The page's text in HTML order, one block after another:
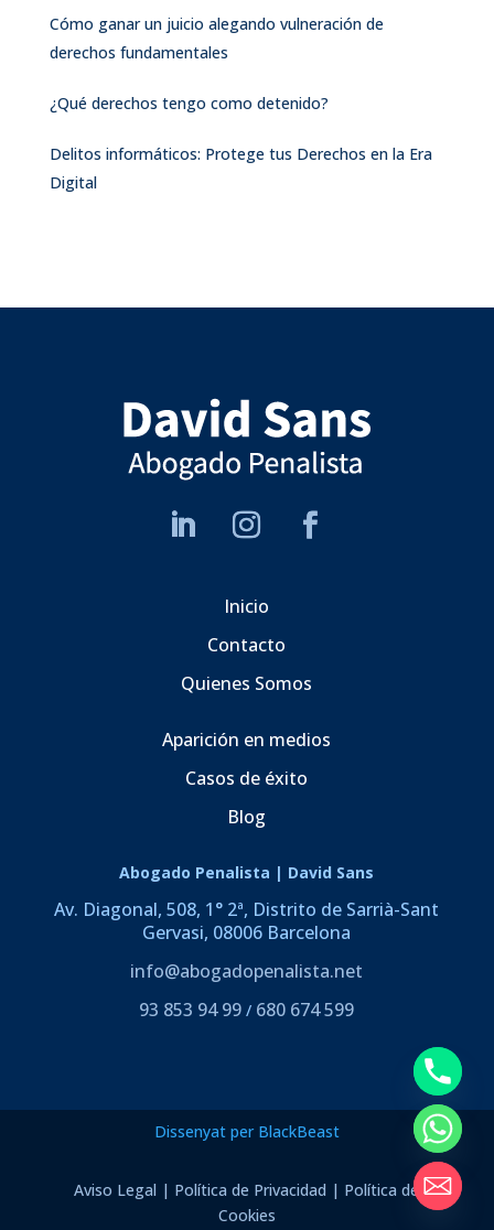
Cómo ganar un juicio alegando vulneración de
derechos fundamentales
¿Qué derechos tengo como detenido?
Delitos informáticos: Protege tus Derechos en la Era
Digital
Inicio
Contacto
Quienes Somos
Aparición en medios
Casos de éxito
Blog
Abogado Penalista | David Sans
Av. Diagonal, 508, 1° 2ª, Distrito de Sarrià-Sant
Gervasi, 08006 Barcelona
info@abogadopenalista.net
93 853 94 99 / 680 674 599
Dissenyat per BlackBeast
Aviso Legal | Política de Privacidad | Política de
Cookies